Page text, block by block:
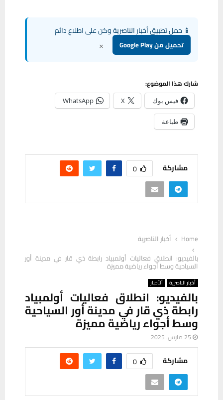
📱 حمل تطبيق أخبار الناصرية وكن على اطلاع دائم
تحميل من Google Play ×
شارك هذا الموضوع:
فيس بوك X
WhatsApp
طباعة
مشاركة 0
Home
أخبار الناصرية
بالفيديو: انطلاق فعاليات أولمبياد رابطة ذي قار في مدينة أور
السياحية وسط أجواء رياضية مميزة
أخبار الناصرية ألأخبار
بالفيديو: انطلاق فعاليات أولمبياد
رابطة ذي قار في مدينة أور السياحية
وسط أجواء رياضية مميزة
25 مارس، 2025
مشاركة 0